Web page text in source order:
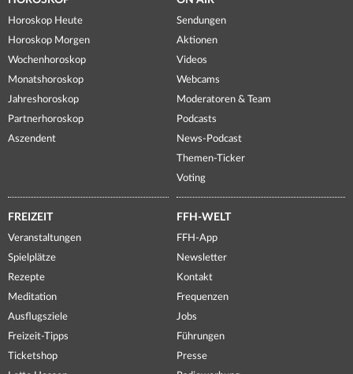
Horoskop Heute
Horoskop Morgen
Wochenhoroskop
Monatshoroskop
Jahreshoroskop
Partnerhoroskop
Aszendent
Sendungen
Aktionen
Videos
Webcams
Moderatoren & Team
Podcasts
News-Podcast
Themen-Ticker
Voting
FREIZEIT
Veranstaltungen
Spielplätze
Rezepte
Meditation
Ausflugsziele
Freizeit-Tipps
Ticketshop
FFH-WELT
FFH-App
Newsletter
Kontakt
Frequenzen
Jobs
Führungen
Presse